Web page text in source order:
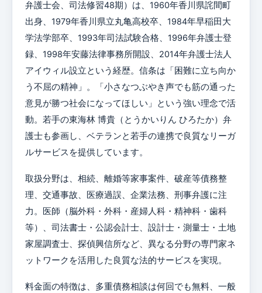
弁護士会、司法修習48期）は、1960年香川県詫間町
出身、1979年香川県立丸亀高校卒、1984年早稲田大
学法学部卒、1993年司法試験合格、1996年弁護士登
録、1998年安藤法律事務所開設、2014年弁護士法人
アイウィル設立という経歴。信条は「困難に立ち向か
う不屈の精神」。「小さなつぶやき声でも筋の通った
意見が勝つ社会になってほしい」という強い理念で活
動。若手の東海林 博貴（とうかいりん ひろたか）弁
護士も参画し、ベテランと若手の連携で良質なリーガ
ルサービスを提供しています。
取扱分野は、相続、離婚等家事案件、破産等債務整
理、交通事故、医療過誤、企業法務、刑事弁護に注
力。医師（脳外科・外科・産婦人科・精神科・歯科
等）、司法書士・公認会計士、設計士・測量士・土地
家屋調査士、探偵興信所など、異なる分野の専門家ネ
ットワークを活用した良質な法的サービスを実現。
料金面の特徴は、多重債務相談は何回でも無料、一般